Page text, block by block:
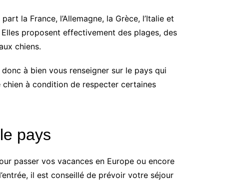
la France, l’Allemagne, la Grèce, l’Italie et
proposent effectivement des plages, des
chiens.
à bien vous renseigner sur le pays qui
à condition de respecter certaines
pays
passer vos vacances en Europe ou encore
il est conseillé de prévoir votre séjour